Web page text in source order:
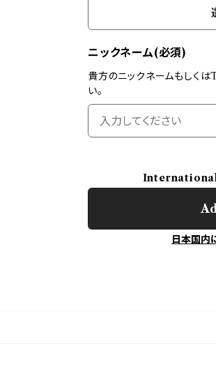
ニックネーム(必須)
貴方のニックネームもしく
い。
日本国内